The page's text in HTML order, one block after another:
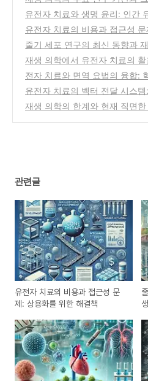
유전자 치료와 생명 윤리: 인간
미래
(0)
유전자 치료의 비용과 접근성 문
위한 해결책
(0)
줄기 세포 연구의 최신 동향과
의 응용
(1)
재생 의학에서 유전자 치료의 활
전자 치료와 면역 요법의 융합:
전략
(0)
유전자 치료의 벡터 전달 시스템
성
(1)
재생 의학의 한계와 현재 직면
관련글
유전자 치료의 비용과 접근성 문
제: 상용화를 위한 해결책